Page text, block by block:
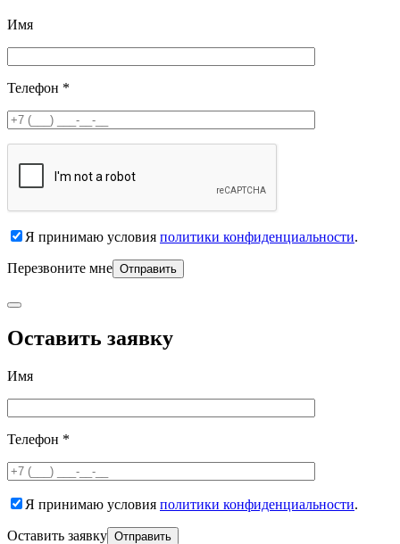
Имя
Телефон *
Я принимаю условия политики конфиденциальности.
Перезвоните мне
Оставить заявку
Имя
Телефон *
Я принимаю условия политики конфиденциальности.
Оставить заявку